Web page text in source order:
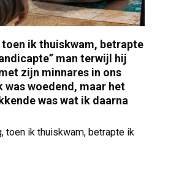
toen ik thuiskwam, betrapte
man terwijl hij
zijn minnares in ons
was woedend, maar het
was wat ik daarna
toen ik thuiskwam, betrapte ik